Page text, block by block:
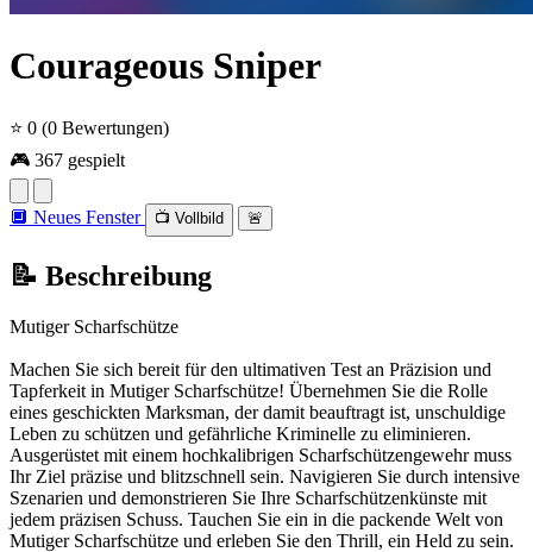
Courageous Sniper
⭐ 0 (0 Bewertungen)
🎮 367 gespielt
🔲 Neues Fenster 📺 Vollbild 🚨
📝 Beschreibung
Mutiger Scharfschütze
Machen Sie sich bereit für den ultimativen Test an Präzision und
Tapferkeit in Mutiger Scharfschütze! Übernehmen Sie die Rolle
eines geschickten Marksman, der damit beauftragt ist, unschuldige
Leben zu schützen und gefährliche Kriminelle zu eliminieren.
Ausgerüstet mit einem hochkalibrigen Scharfschützengewehr muss
Ihr Ziel präzise und blitzschnell sein. Navigieren Sie durch intensive
Szenarien und demonstrieren Sie Ihre Scharfschützenkünste mit
jedem präzisen Schuss. Tauchen Sie ein in die packende Welt von
Mutiger Scharfschütze und erleben Sie den Thrill, ein Held zu sein.